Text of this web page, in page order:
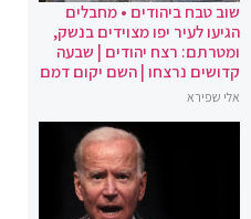
שוב טבח ביהודים • מחבלים
הגיעו לעיר יפו מצוידים בנשק,
ומטרתם: רצח יהודים | שבעה
קדושים נרצחו | השם יקום דמם
אלי שפירא